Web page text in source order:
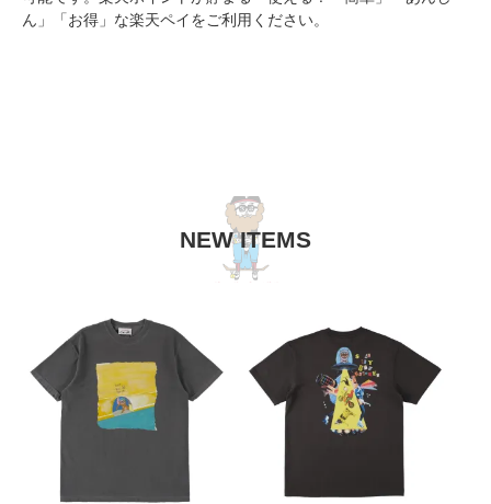
ん」「お得」な楽天ペイをご利用ください。
NEW ITEMS